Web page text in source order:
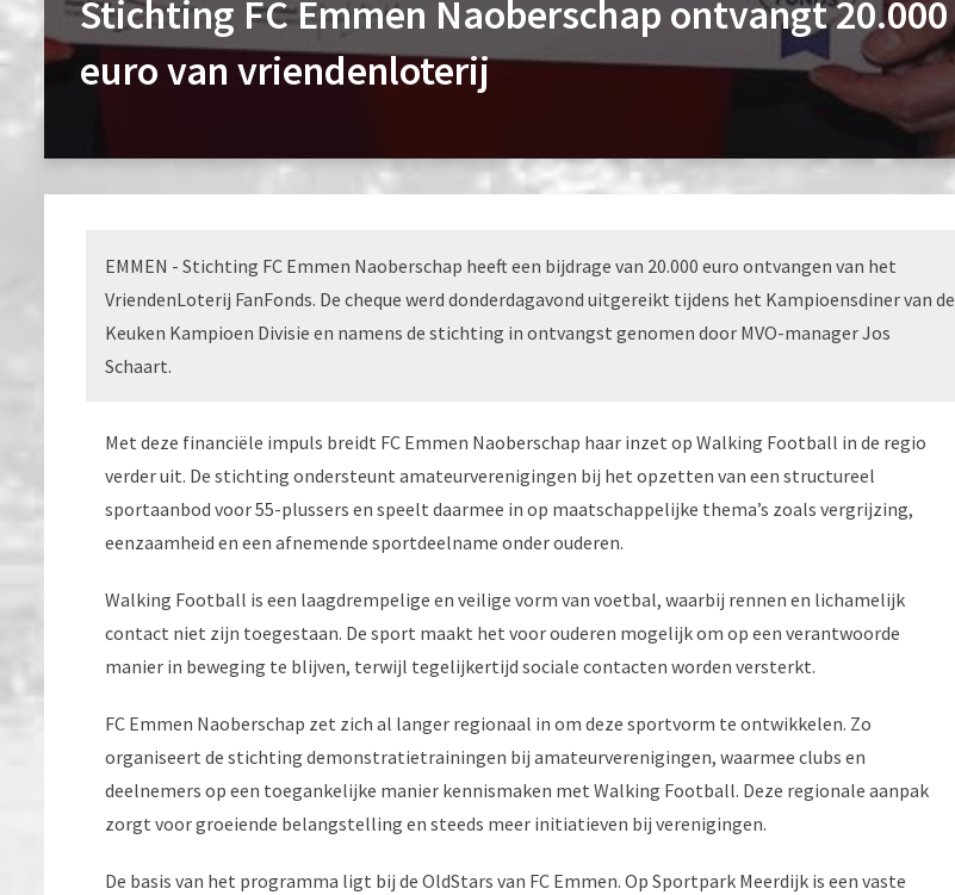
Stichting FC Emmen Naoberschap ontvangt 20.000
euro van vriendenloterij
EMMEN - Stichting FC Emmen Naoberschap heeft een bijdrage van 20.000 euro ontvangen van het
VriendenLoterij FanFonds. De cheque werd donderdagavond uitgereikt tijdens het Kampioensdiner van de
Keuken Kampioen Divisie en namens de stichting in ontvangst genomen door MVO-manager Jos
Schaart.
Met deze financiële impuls breidt FC Emmen Naoberschap haar inzet op Walking Football in de regio
verder uit. De stichting ondersteunt amateurverenigingen bij het opzetten van een structureel
sportaanbod voor 55-plussers en speelt daarmee in op maatschappelijke thema’s zoals vergrijzing,
eenzaamheid en een afnemende sportdeelname onder ouderen.
Walking Football is een laagdrempelige en veilige vorm van voetbal, waarbij rennen en lichamelijk
contact niet zijn toegestaan. De sport maakt het voor ouderen mogelijk om op een verantwoorde
manier in beweging te blijven, terwijl tegelijkertijd sociale contacten worden versterkt.
FC Emmen Naoberschap zet zich al langer regionaal in om deze sportvorm te ontwikkelen. Zo
organiseert de stichting demonstratietrainingen bij amateurverenigingen, waarmee clubs en
deelnemers op een toegankelijke manier kennismaken met Walking Football. Deze regionale aanpak
zorgt voor groeiende belangstelling en steeds meer initiatieven bij verenigingen.
De basis van het programma ligt bij de OldStars van FC Emmen. Op Sportpark Meerdijk is een vaste